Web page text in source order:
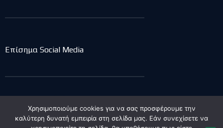
Επίσημα Social Media
Χρησιμοποιούμε cookies για να σας προσφέρουμε την
καλύτερη δυνατή εμπειρία στη σελίδα μας. Εάν συνεχίσετε να